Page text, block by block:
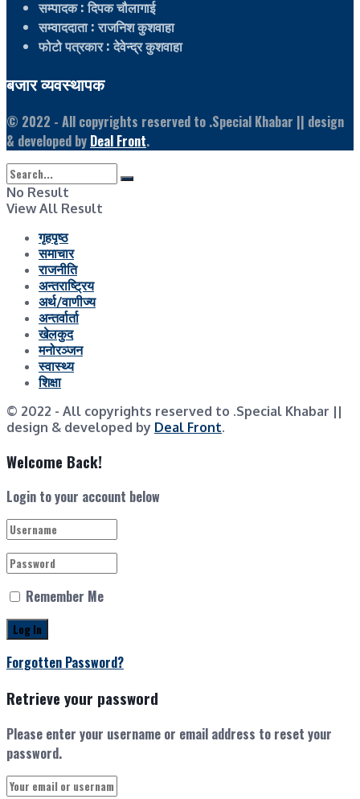
सम्पादक: दिपक चौलागाई
सम्वाददाता: राजनिश कुशवाहा
फोटो पत्रकार: देवेन्द्र कुशवाहा
बजार व्यवस्थापक
© 2022 - All copyrights reserved to .Special Khabar || design
& developed by Deal Front.
No Result
View All Result
गृहपृष्ठ
समाचार
राजनीति
अन्तराष्ट्रिय
अर्थ/वाणीज्य
अन्तर्वार्ता
खेलकुद
मनोरञ्जन
स्वास्थ्य
शिक्षा
© 2022 - All copyrights reserved to .Special Khabar ||
design & developed by Deal Front.
Welcome Back!
Login to your account below
Remember Me
Forgotten Password?
Retrieve your password
Please enter your username or email address to reset your
password.